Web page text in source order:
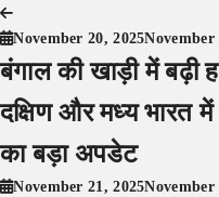
Post
navigation
November 20, 2025November
बंगाल की खाड़ी में
दक्षिण और मध्य भारत में
का बड़ा अपडेट
November 21, 2025November